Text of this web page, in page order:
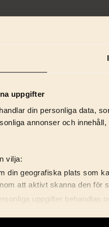
uppgifter
din personliga data,
annonser och
vilja:
din geografiska plats som
att aktivt skanna den för
uppgifter behandlas